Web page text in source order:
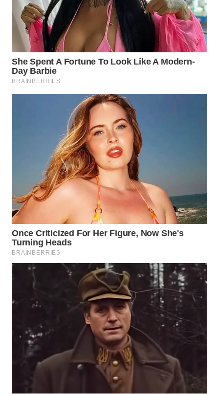
WN
PRIANGAN
TIMUR
WN
SEMARANG
BOROBUDUR
MADURA
WN
NATUNA
WN
BINTAN
MANDALIKA
WN
LIKUPANG